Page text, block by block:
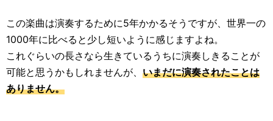
この楽曲は演奏するために5年かかるそうですが、世界一の
1000年に比べると少し短いように感じますよね。
これぐらいの長さなら生きているうちに演奏しきることが
可能と思うかもしれませんが、 いまだに演奏されたことは
ありません。